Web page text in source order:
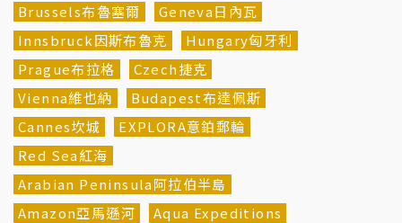
Brussels布魯塞爾
Geneva日內瓦
Innsbruck因斯布魯克
Hungary匈牙利
Prague布拉格
Czech捷克
Vienna維也納
Budapest布達佩斯
Cannes坎城
EXPLORA意鉑郵輪
Red Sea紅海
Arabian Peninsula阿拉伯半島
Amazon亞馬遜河
Aqua Expeditions